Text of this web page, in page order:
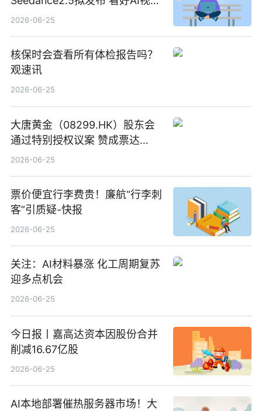
创作工作流进一步提效
2026-06-25
核保时会查看所有体检报告吗？
观速讯
2026-06-25
大唐黄金（08299.HK）股东会
通过特别授权议案 赞成票达
100%_新动态
2026-06-25
票价便宜行李费贵！廉航“行李刺
客”引质疑-快报
2026-06-25
关注：AI材料暴涨 化工周期复苏
迎多点机会
2026-06-25
今日报丨嘉高达资本因股份合并
削减16.67亿股
2026-06-25
AI本地部署催热服务器市场！大